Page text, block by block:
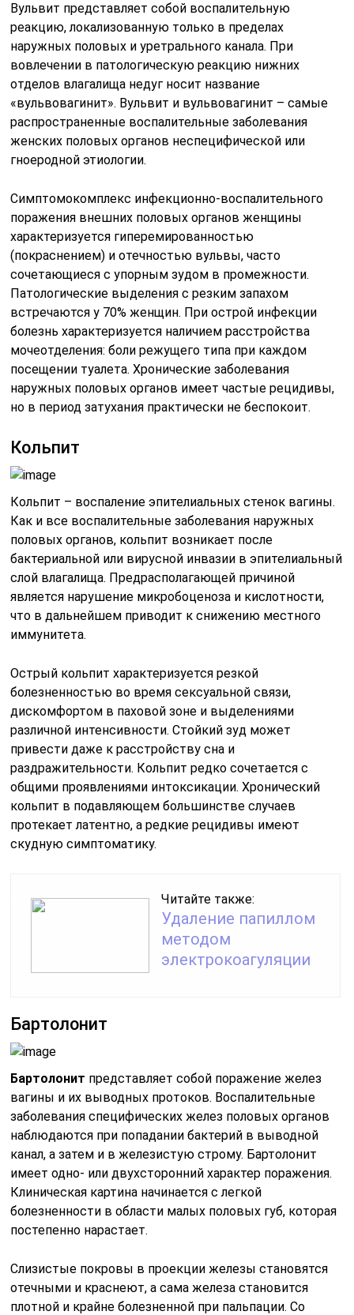
Вульвит представляет собой воспалительную
реакцию, локализованную только в пределах
наружных половых и уретрального канала. При
вовлечении в патологическую реакцию нижних
отделов влагалища недуг носит название
«вульвовагинит». Вульвит и вульвовагинит – самые
распространенные воспалительные заболевания
женских половых органов неспецифической или
гноеродной этиологии.
Симптомокомплекс инфекционно-воспалительного
поражения внешних половых органов женщины
характеризуется гиперемированностью
(покраснением) и отечностью вульвы, часто
сочетающиеся с упорным зудом в промежности.
Патологические выделения с резким запахом
встречаются у 70% женщин. При острой инфекции
болезнь характеризуется наличием расстройства
мочеотделения: боли режущего типа при каждом
посещении туалета. Хронические заболевания
наружных половых органов имеет частые рецидивы,
но в период затухания практически не беспокоит.
Кольпит
Кольпит – воспаление эпителиальных стенок вагины.
Как и все воспалительные заболевания наружных
половых органов, кольпит возникает после
бактериальной или вирусной инвазии в эпителиальный
слой влагалища. Предрасполагающей причиной
является нарушение микробоценоза и кислотности,
что в дальнейшем приводит к снижению местного
иммунитета.
Острый кольпит характеризуется резкой
болезненностью во время сексуальной связи,
дискомфортом в паховой зоне и выделениями
различной интенсивности. Стойкий зуд может
привести даже к расстройству сна и
раздражительности. Кольпит редко сочетается с
общими проявлениями интоксикации. Хронический
кольпит в подавляющем большинстве случаев
протекает латентно, а редкие рецидивы имеют
скудную симптоматику.
Читайте также:
Удаление папиллом
методом
электрокоагуляции
Бартолонит
Бартолонит представляет собой поражение желез
вагины и их выводных протоков. Воспалительные
заболевания специфических желез половых органов
наблюдаются при попадании бактерий в выводной
канал, а затем и в железистую строму. Бартолонит
имеет одно- или двухсторонний характер поражения.
Клиническая картина начинается с легкой
болезненности в области малых половых губ, которая
постепенно нарастает.
Слизистые покровы в проекции железы становятся
отечными и краснеют, а сама железа становится
плотной и крайне болезненной при пальпации. Со